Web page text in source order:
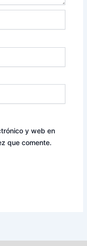
y web en
que comente.